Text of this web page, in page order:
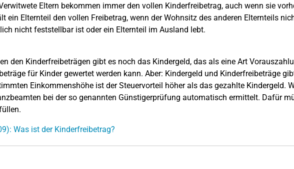
Eltern bekommen immer den vollen Kinderfreibetrag, auch wenn sie
ein Elternteil den vollen Freibetrag, wenn der Wohnsitz des anderen Elternteils
nicht feststellbar ist oder ein Elternteil im Ausland lebt.
den Kinderfreibeträgen gibt es noch das Kindergeld, das als eine Art
für Kinder gewertet werden kann. Aber: Kindergeld und Kinderfreibeträge
Einkommenshöhe ist der Steuervorteil höher als das gezahlte Kindergeld.
bei der so genannten Günstigerprüfung automatisch ermittelt. Dafür
Was ist der Kinderfreibetrag?